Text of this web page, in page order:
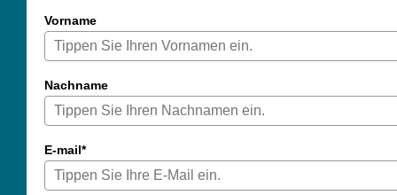
Vorname
Nachname
E-mail*